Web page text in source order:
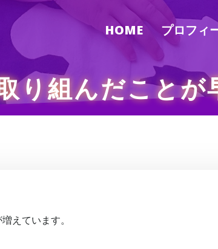
HOME プロフィ
り組んだこと
えています。